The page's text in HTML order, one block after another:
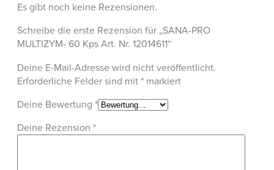
Es gibt noch keine Rezensionen.
Schreibe die erste Rezension für „SANA-PRO
MULTIZYM- 60 Kps Art. Nr. 12014611“
Deine E-Mail-Adresse wird nicht veröffentlicht.
Erforderliche Felder sind mit * markiert
Deine Bewertung *
Deine Rezension *